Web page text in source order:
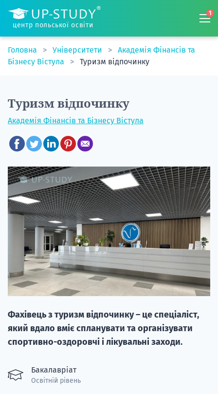
центр польської освіти
1
Головна Університети
Академія Фінансів та
Бізнесу Вістула
Туризм відпочинку
Туризм відпочинку
Академія Фінансів та Бізнесу Вістула
Фахівець з туризм відпочинку – це спеціаліст,
який вдало вміє спланувати та організувати
спортивно-оздоровчі і лікувальні заходи.
Бакалавріат
Освітній рівень
вступ на